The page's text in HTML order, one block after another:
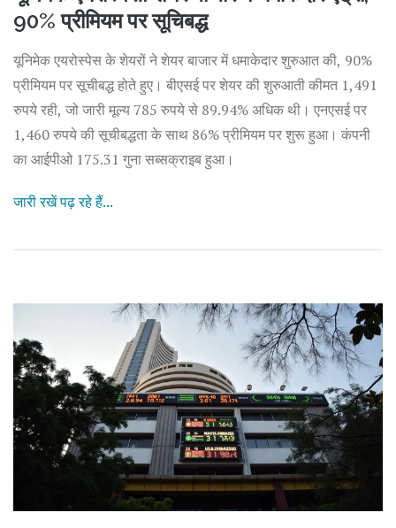
90% प्रीमियम पर सूचिबद्ध
यूनिमेक एयरोस्पेस के शेयरों ने शेयर बाजार में धमाकेदार शुरुआत की, 90%
प्रीमियम पर सूचीबद्ध होते हुए। बीएसई पर शेयर की शुरुआती कीमत 1,491
रुपये रही, जो जारी मूल्य 785 रुपये से 89.94% अधिक थी। एनएसई पर
1,460 रुपये की सूचीबद्धता के साथ 86% प्रीमियम पर शुरू हुआ। कंपनी
का आईपीओ 175.31 गुना सब्सक्राइब हुआ।
जारी रखें पढ़ रहे हैं...